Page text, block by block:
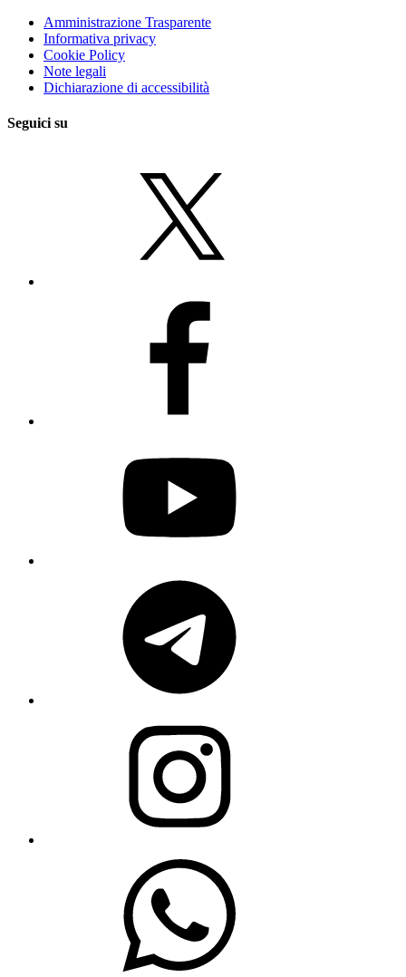
Amministrazione Trasparente
Informativa privacy
Cookie Policy
Note legali
Dichiarazione di accessibilità
Seguici su